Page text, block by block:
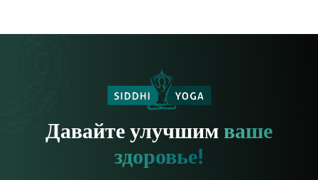
Давайте улучшимваше
здоровье!